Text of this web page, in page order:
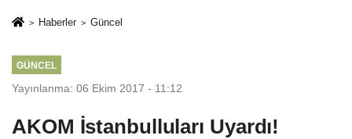
ve İhanet
Haberler Güncel
GÜNCEL
Yayınlanma: 06 Ekim 2017 - 11:12
AKOM İstanbulluları Uyardı!